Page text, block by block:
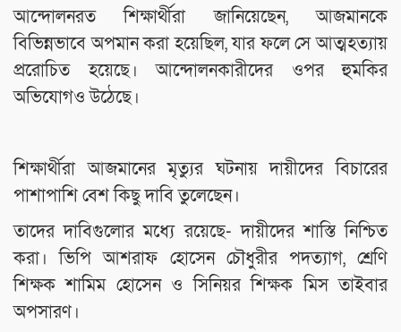
আন্দোলনরত শিক্ষার্থীরা জানিয়েছেন, আজমানকে
বিভিন্নভাবে অপমান করা হয়েছিল, যার ফলে সে আত্মহত্যায়
প্ররোচিত হয়েছে। আন্দোলনকারীদের ওপর হুমকির
অভিযোগও উঠেছে।
শিক্ষার্থীরা আজমানের মৃত্যুর ঘটনায় দায়ীদের বিচারের
পাশাপাশি বেশ কিছু দাবি তুলেছেন।
তাদের দাবিগুলোর মধ্যে রয়েছে- দায়ীদের শাস্তি নিশ্চিত
করা। ভিপি আশরাফ হোসেন চৌধুরীর পদত্যাগ, শ্রেণি
শিক্ষক শামিম হোসেন ও সিনিয়র শিক্ষক মিস তাইবার
অপসারণ।